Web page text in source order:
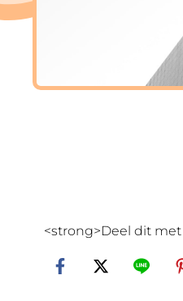
<strong>Deel dit